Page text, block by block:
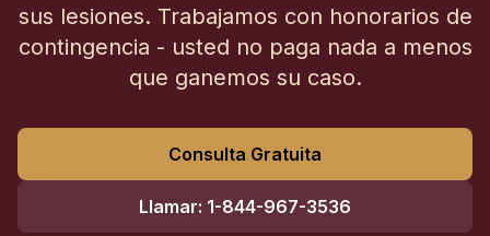
sus lesiones. Trabajamos con honorarios de
contingencia - usted no paga nada a menos
que ganemos su caso.
Consulta Gratuita
Llamar: 1-844-967-3536